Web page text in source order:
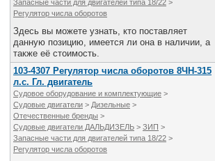
Запасные части для двигателей типа 18/22 >
Регулятор числа оборотов
Здесь вы можете узнать, кто поставляет
данную позицию, имеется ли она в наличии, а
также её стоимость.
103-4307 Регулятор числа оборотов 8ЧН-315
л.с. Гл. двигатель
Судовое оборудование и комплектующие >
Судовые двигатели > Дизельные >
Отечественные бренды >
Судовые двигатели ДАЛЬДИЗЕЛЬ > ЗИП >
Запасные части для двигателей типа 18/22 >
Регулятор числа оборотов